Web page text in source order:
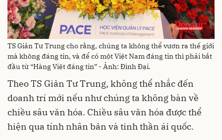
TS Giản Tư Trung cho rằng, chúng ta không thể vươn ra thế giới
mà không đáng tin, và để có một Việt Nam đáng tin thì phải bắt
đầu từ “Hàng Việt đáng tin” - Ảnh: Đình Đại.
Theo TS Giản Tư Trung, không thể nhắc đến
doanh trí mới nếu như chúng ta không bàn về
chiều sâu văn hóa. Chiều sâu văn hóa được thể
hiện qua tính nhân bản và tinh thần ái quốc.